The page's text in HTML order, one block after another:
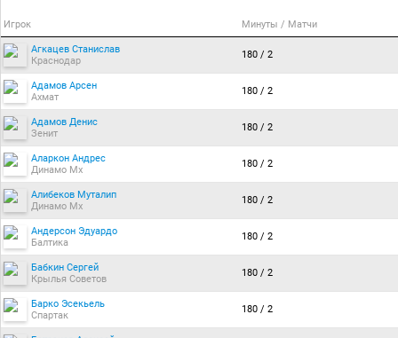
Игрок Минуты / Матчи
Агкацев Станислав
Краснодар
180 / 2
Адамов Арсен
Ахмат
180 / 2
Адамов Денис
Зенит
180 / 2
Аларкон Андрес
Динамо Мх
180 / 2
Алибеков Муталип
Динамо Мх
180 / 2
Андерсон Эдуардо
Балтика
180 / 2
Бабкин Сергей
Крылья Советов
180 / 2
Барко Эсекьель
Спартак
180 / 2